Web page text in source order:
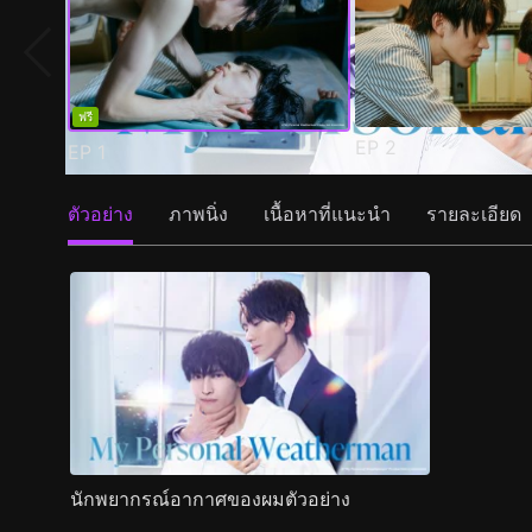
ฟรี
EP 1 EP 2
ตัวอย่าง ภาพนิ่ง เนื้อหาที่แนะนำ รายละเอียด
นักพยากรณ์อากาศของผมตัวอย่าง